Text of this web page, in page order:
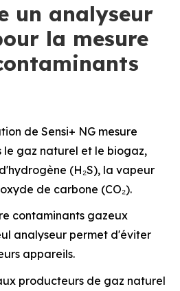
un analyseur
la mesure
de Sensi+ NG mesure
le gaz naturel et le biogaz,
(H₂S), la vapeur
de carbone (CO₂).
contaminants gazeux
analyseur permet d'éviter
appareils.
producteurs de gaz naturel